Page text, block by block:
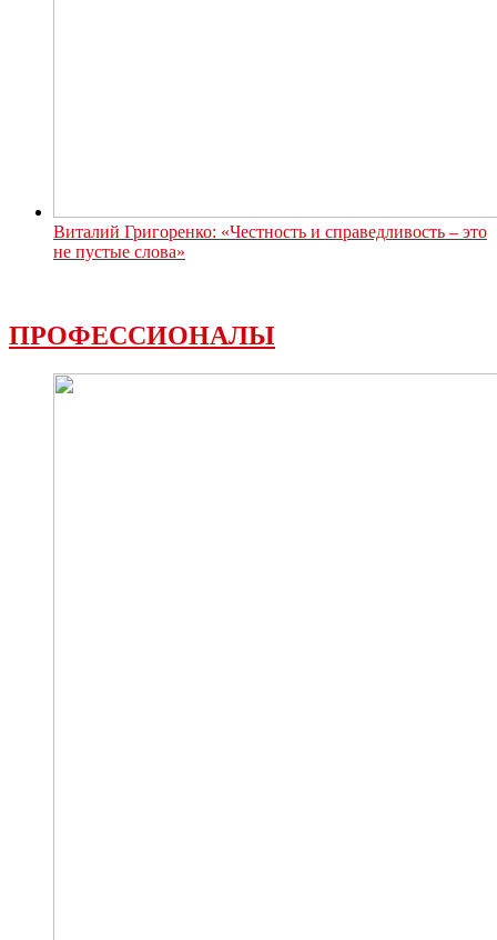
Виталий Григоренко: «Честность и справедливость – это
не пустые слова»
ПРОФЕССИОНАЛЫ